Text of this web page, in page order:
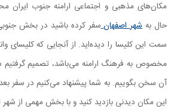
مکان‌های مذهبی و اجتماعی ارامنه جنوب ایران
حال بهشهر اصفهانسفر کرده باشید در بخش جنوبی
سمت این کلیسا را دیده‌اید. از آنجایی که
مخصوص به فرهنگ ارامنه می‌باشد، تصمیم گرفتیم
آن سخن بگوییم. به شما پیشنهاد می‌کنیم در سفر
این مکان دیدنی بازدید کنید و با بخش مهمی از